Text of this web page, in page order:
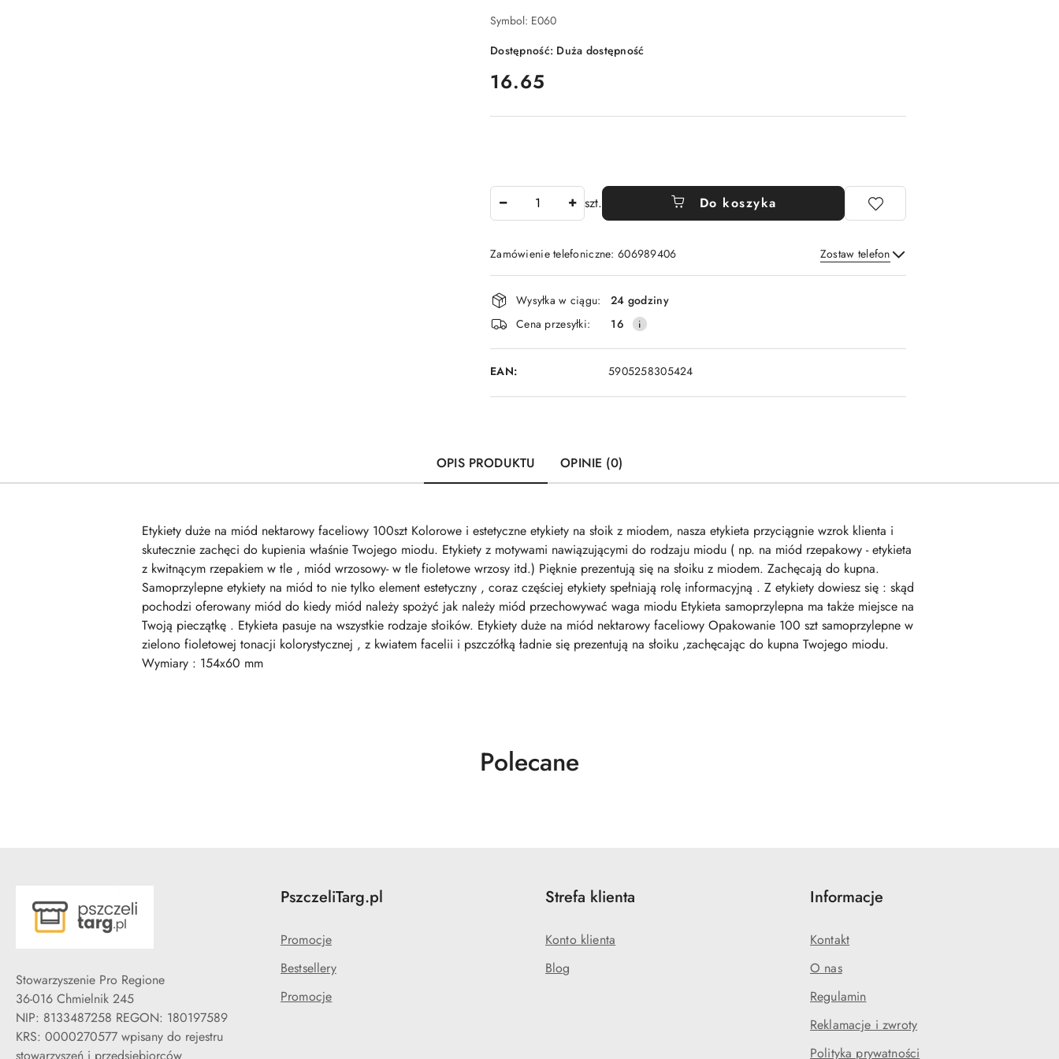
Symbol: E060
Dostępność: Duża dostępność
cena:
16.65
szt. Do koszyka
Zamówienie telefoniczne: 606989406 Zostaw telefon
Wyślij
Dostępność
i
dostawa
Wysyłka w ciągu:
24 godziny
Cena przesyłki:
16
EAN: 5905258305424
OPIS PRODUKTU OPINIE (0)
Etykiety duże na miód nektarowy faceliowy 100szt Kolorowe i estetyczne etykiety na słoik z miodem, nasza etykieta przyciągnie wzrok klienta i
skutecznie zachęci do kupienia właśnie Twojego miodu. Etykiety z motywami nawiązującymi do rodzaju miodu ( np. na miód rzepakowy - etykieta
z kwitnącym rzepakiem w tle , miód wrzosowy- w tle fioletowe wrzosy itd.) Pięknie prezentują się na słoiku z miodem. Zachęcają do kupna.
Samoprzylepne etykiety na miód to nie tylko element estetyczny , coraz częściej etykiety spełniają rolę informacyjną . Z etykiety dowiesz się : skąd
pochodzi oferowany miód do kiedy miód należy spożyć jak należy miód przechowywać waga miodu Etykieta samoprzylepna ma także miejsce na
Twoją pieczątkę . Etykieta pasuje na wszystkie rodzaje słoików. Etykiety duże na miód nektarowy faceliowy Opakowanie 100 szt samoprzylepne w
zielono fioletowej tonacji kolorystycznej , z kwiatem facelii i pszczółką ładnie się prezentują na słoiku ,zachęcając do kupna Twojego miodu.
Wymiary : 154x60 mm
Produkty
Polecane
Stowarzyszenie Pro Regione
36-016 Chmielnik 245
NIP: 8133487258 REGON: 180197589
KRS: 0000270577 wpisany do rejestru
PszczeliTarg.pl
Promocje
Bestsellery
Promocje
Strefa klienta
Konto klienta
Blog
Informacje
Kontakt
O nas
Regulamin
Reklamacje i zwroty
Polityka prywatności